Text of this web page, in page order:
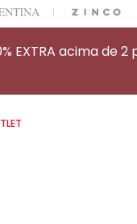
SHOPPER.
EXTRA acima de